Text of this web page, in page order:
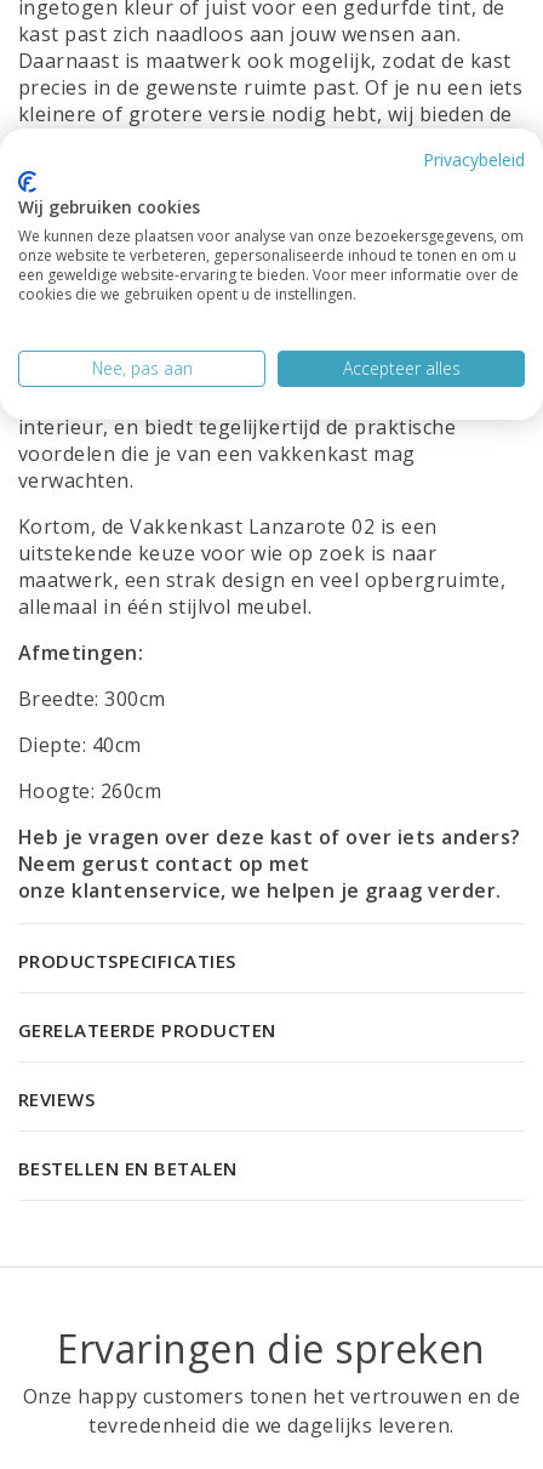
ingetogen kleur of juist voor een gedurfde tint, de
kast past zich naadloos aan jouw wensen aan.
Daarnaast is maatwerk ook mogelijk, zodat de kast
precies in de gewenste ruimte past. Of je nu een iets
kleinere of grotere versie nodig hebt, wij bieden de
specifieke eisen.
De strakke afwerking van de Lanzarote 02 is een
ander pluspunt. Met aandacht voor detail is de kast
vervaardigd uit hoogwaardige materialen die
zorgen voor zowel duurzaamheid als een luxe
ruimte, of het nu gaat om de woonkamer,
slaapkamer of zelfs een kantoor. De Lanzarote 02
interieur, en biedt tegelijkertijd de praktische
voordelen die je van een vakkenkast mag
verwachten.
Kortom, de Vakkenkast Lanzarote 02 is een
uitstekende keuze voor wie op zoek is naar
maatwerk, een strak design en veel opbergruimte,
allemaal in één stijlvol meubel.
Afmetingen:
Breedte: 300cm
Diepte: 40cm
Hoogte: 260cm
Heb je vragen over deze kast of over iets anders?
Neem gerust contact op met
onze klantenservice, we helpen je graag verder.
PRODUCTSPECIFICATIES
GERELATEERDE PRODUCTEN
REVIEWS
BESTELLEN EN BETALEN
Ervaringen die spreken
Onze happy customers tonen het vertrouwen en de
tevredenheid die we dagelijks leveren.
Privacybeleid
Wij gebruiken cookies
We kunnen deze plaatsen voor analyse van onze bezoekersgegevens, om
onze website te verbeteren, gepersonaliseerde inhoud te tonen en om u
een geweldige website-ervaring te bieden. Voor meer informatie over de
cookies die we gebruiken opent u de instellingen.
Nee, pas aan Accepteer alles